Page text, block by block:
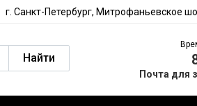
г. Санкт-Петербург, Митрофаньевское
Найти
Почта для